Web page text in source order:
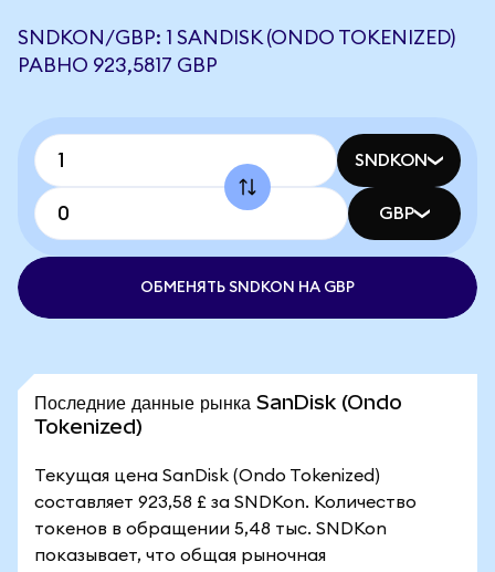
SNDKON/GBP: 1 SANDISK (ONDO TOKENIZED)
РАВНО 923,5817 GBP
SNDKON
GBP
ОБМЕНЯТЬ SNDKON НА GBP
Последние данные рынка SanDisk (Ondo
Tokenized)
Текущая цена SanDisk (Ondo Tokenized)
составляет 923,58 £ за SNDKon. Количество
токенов в обращении 5,48 тыс. SNDKon
показывает, что общая рыночная